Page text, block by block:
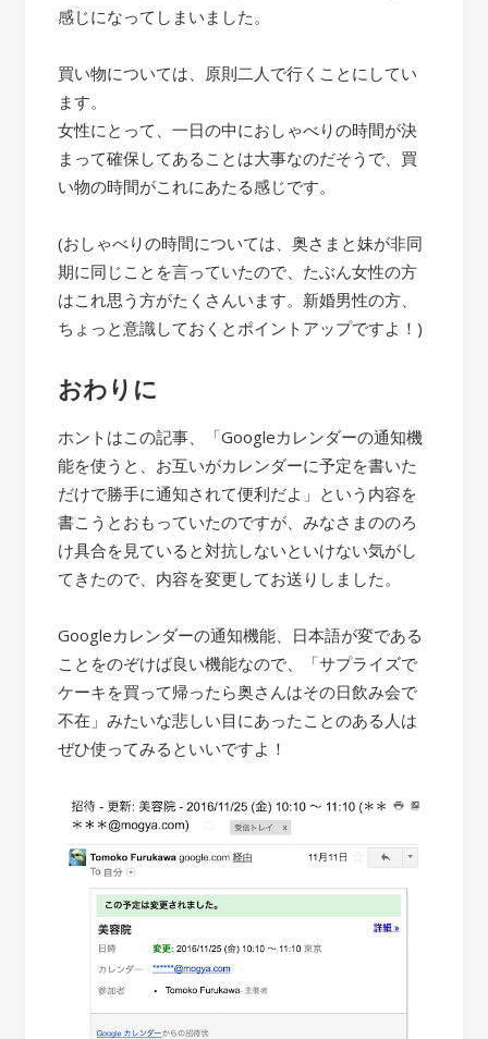
感じになってしまいました。
買い物については、原則二人で行くことにしてい
ます。
女性にとって、一日の中におしゃべりの時間が決
まって確保してあることは大事なのだそうで、買
い物の時間がこれにあたる感じです。
(おしゃべりの時間については、奥さまと妹が非同
期に同じことを言っていたので、たぶん女性の方
はこれ思う方がたくさんいます。新婚男性の方、
ちょっと意識しておくとポイントアップですよ！)
おわりに
ホントはこの記事、「Googleカレンダーの通知機
能を使うと、お互いがカレンダーに予定を書いた
だけで勝手に通知されて便利だよ」という内容を
書こうとおもっていたのですが、みなさまののろ
け具合を見ていると対抗しないといけない気がし
てきたので、内容を変更してお送りしました。
Googleカレンダーの通知機能、日本語が変である
ことをのぞけば良い機能なので、「サプライズで
ケーキを買って帰ったら奥さんはその日飲み会で
不在」みたいな悲しい目にあったことのある人は
ぜひ使ってみるといいですよ！